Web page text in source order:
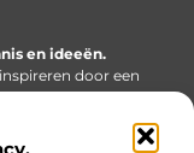
en ideeën.
door een